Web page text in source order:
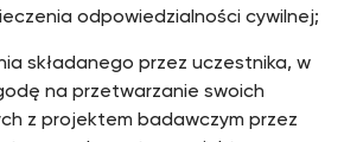
odpowiedzialności cywilnej;
składanego przez uczestnika, w
na przetwarzanie swoich
z projektem badawczym przez